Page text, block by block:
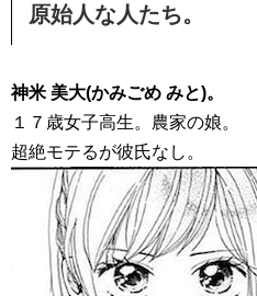
原始人な人たち。
神米 美大(かみごめ みと)。
１７歳女子高生。農家の娘。
超絶モテるが彼氏なし。